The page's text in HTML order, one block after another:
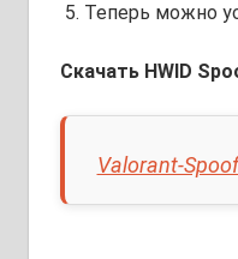
Теперь можно
Скачать HWID
Valorant-